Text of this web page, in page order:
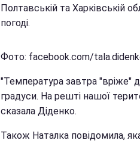
Полтавській та Харківській
погоді.
Фото: facebook.com/
"Температура завтра "вріже"
градуси. На решті нашої
сказала Діденко.
Також Наталка повідомила,